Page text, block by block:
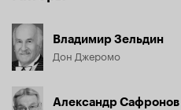
Владимир Зельдин
Дон Джеромо
Александр Сафронов